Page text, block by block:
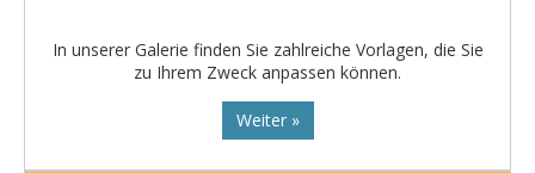
In unserer Galerie finden Sie zahlreiche Vorlagen, die Sie
zu Ihrem Zweck anpassen können.
Weiter »